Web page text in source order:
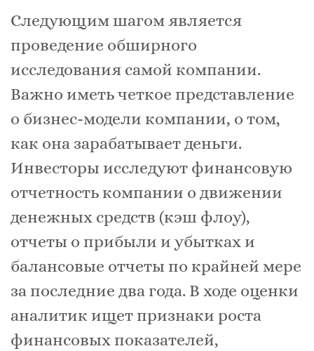
Следующим шагом является
проведение обширного
исследования самой компании.
Важно иметь четкое представление
о бизнес-модели компании, о том,
как она зарабатывает деньги.
Инвесторы исследуют финансовую
отчетность компании о движении
денежных средств (кэш флоу),
отчеты о прибыли и убытках и
балансовые отчеты по крайней мере
за последние два года. В ходе оценки
аналитик ищет признаки роста
финансовых показателей,